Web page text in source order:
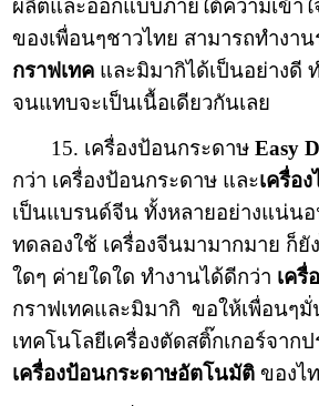
ผลิตและออกแบบภายใต้ความเข้า
ของเพื่อนๆชาวไทย สามารถทำงา
กราฟเทค และมิมากิได้เป็นอย่างดี
จนแทบจะเป็นเนื้อเดียวกันเลย
15. เครื่องป้อนกระดาษEasy
กว่า เครื่องป้อนกระดาษ และเครื่อ
เป็นแบรนด์จีน ทั้งหลายอย่างแน่น
ทดลองใช้ เครื่องจีนมามากมาย ก็ยั
ใดๆ ค่ายใดใด ทำงานได้ดีกว่า เครื่
กราฟเทคและมิมากิ ขอให้เพื่อนๆมั่
เทคโนโลยีเครื่องตัดสติ๊กเกอร์จาก
เครื่องป้อนกระดาษอัตโนมัติ ของไ